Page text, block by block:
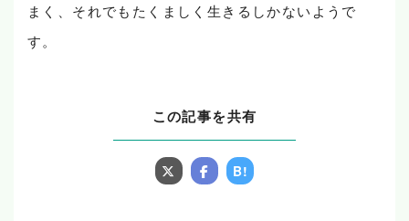
まく、それでもたくましく生きるしかないようで
す。
この記事を共有
B!